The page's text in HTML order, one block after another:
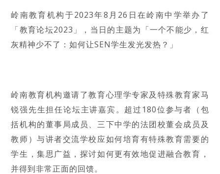
岭南教育机构于2023年8月26日在岭南中学举办了
「教育论坛2023」，当日的主题为「一个不能少，红
灰精神少不了：如何让SEN学生发光发热？」
岭南教育机构邀请了教育心理学专家及特殊教育家马
锐强先生担任论坛主讲嘉宾。超过180位参与者（包
括机构的董事局成员、三下中学的法团校董会成员及
教师）与讲者交流学校应如何培育有特殊教育需要的
学生，集思广益，探讨如何更有效地促进融合教育，
并得到非常正面的回馈。